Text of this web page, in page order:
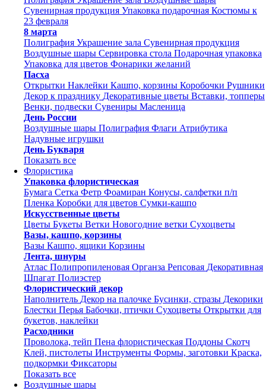
Сувенирная продукция Упаковка подарочная Костюмы к
23 февраля
8 марта
Полиграфия Украшение зала Сувенирная продукция
Воздушные шары Сервировка стола Подарочная упаковка
Упаковка для цветов Фонарики желаний
Пасха
Открытки Наклейки Кашпо, корзины Коробочки Рушники
Декор к празднику Декоративные цветы Вставки, топперы
Венки, подвески Сувениры Масленица
День России
Воздушные шары Полиграфия Флаги Атрибутика
Надувные игрушки
День Букваря
Показать все
Флористика
Упаковка флористическая
Бумага Сетка Фетр Фоамиран Конусы, салфетки п/п
Пленка Коробки для цветов Сумки-кашпо
Искусственные цветы
Цветы Букеты Ветки Новогодние ветки Сухоцветы
Вазы, кашпо, корзины
Вазы Кашпо, ящики Корзины
Лента, шнуры
Атлас Полипропиленовая Органза Репсовая Декоративная
Шпагат Полиэстер
Флористический декор
Наполнитель Декор на палочке Бусинки, стразы Декорики
Блестки Перья Бабочки, птички Сухоцветы Открытки для
букетов, наклейки
Расходники
Проволока, тейп Пена флористическая Поддоны Скотч
Клей, пистолеты Инструменты Формы, заготовки Краска,
подкормки Фиксаторы
Показать все
Воздушные шары